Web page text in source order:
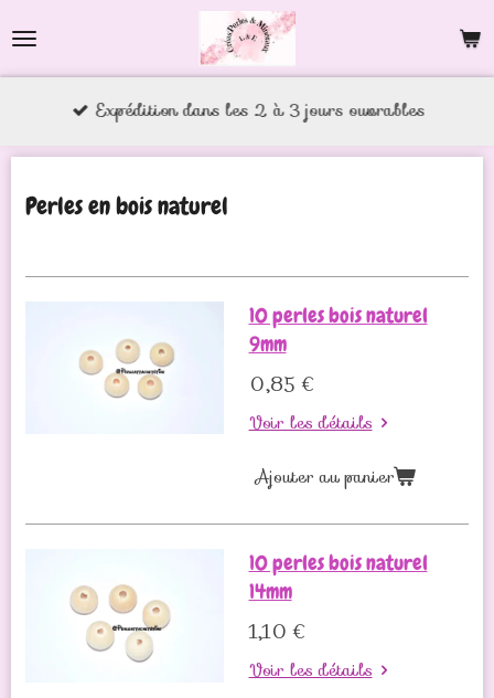
principal
Expédition dans les 2 à 3 jours ouvrables
Perles en bois naturel
10 perles bois naturel
9mm
0,85 €
Voir les détails
Ajouter au panier
10 perles bois naturel
14mm
1,10 €
Voir les détails